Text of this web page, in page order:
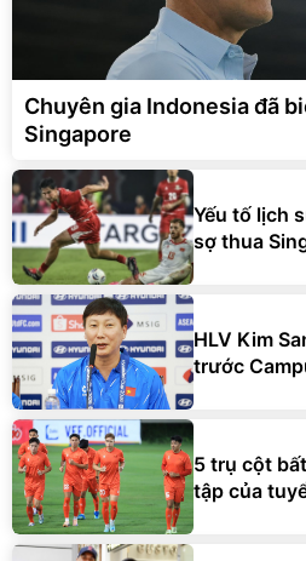
Chuyên gia Indonesia đã
Singapore
Yếu tố lịch
sợ thua
HLV Kim
trước
5 trụ cột
tập của